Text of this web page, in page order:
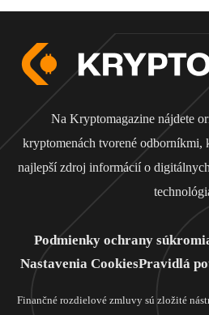
Na Kryptomagazine nájdete
kryptomenách tvorené odborníkmi,
najlepší zdroj informácií o
Podmienky ochrany
Nastavenia CookiesPravidlá
Finančné rozdielové zmluvy sú zložité